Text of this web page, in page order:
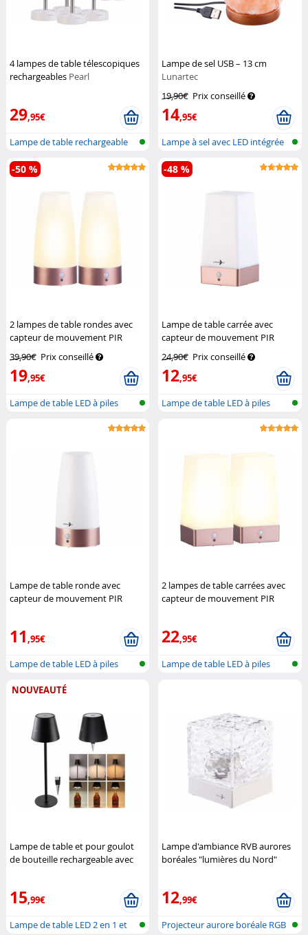
4 lampes de table télescopiques
rechargeables Pearl
29,95€
Lampe de table rechargeable
télesco...
Lampe de sel USB – 13 cm
Lunartec
19,90€ Prix conseillé
14,95€
Lampe à sel avec LED intégrée
2 lampes de table rondes avec
capteur de mouvement PIR
Lunartec
39,90€ Prix conseillé
19,95€
-50 %
Lampe de table LED à piles
Lampe de table carrée avec
capteur de mouvement PIR
Lunartec
24,90€ Prix conseillé
12,95€
-48 %
Lampe de table LED à piles
Lampe de table ronde avec
capteur de mouvement PIR
11,95€
Lampe de table LED à piles
2 lampes de table carrées avec
capteur de mouvement PIR
22,95€
Lampe de table LED à piles
NOUVEAUTÉ
Lampe de table et pour goulot
de bouteille rechargeable avec
15,99€
Lampe de table LED 2 en 1 et
Lampe d'ambiance RVB aurores
boréales "lumières du Nord"
12,99€
Projecteur aurore boréale RGB